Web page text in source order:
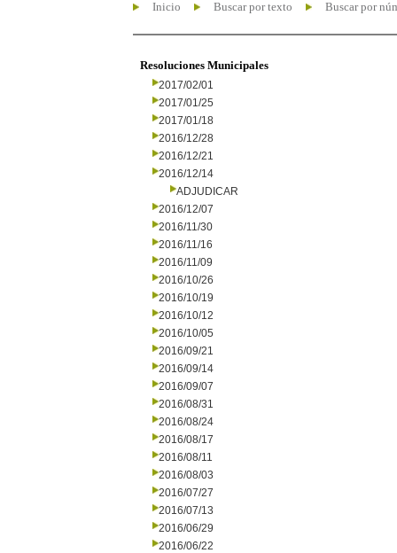
Inicio Buscar por texto Buscar por
Resoluciones Municipales
2017/02/01
2017/01/25
2017/01/18
2016/12/28
2016/12/21
2016/12/14
ADJUDICAR
2016/12/07
2016/11/30
2016/11/16
2016/11/09
2016/10/26
2016/10/19
2016/10/12
2016/10/05
2016/09/21
2016/09/14
2016/09/07
2016/08/31
2016/08/24
2016/08/17
2016/08/11
2016/08/03
2016/07/27
2016/07/13
2016/06/29
2016/06/22